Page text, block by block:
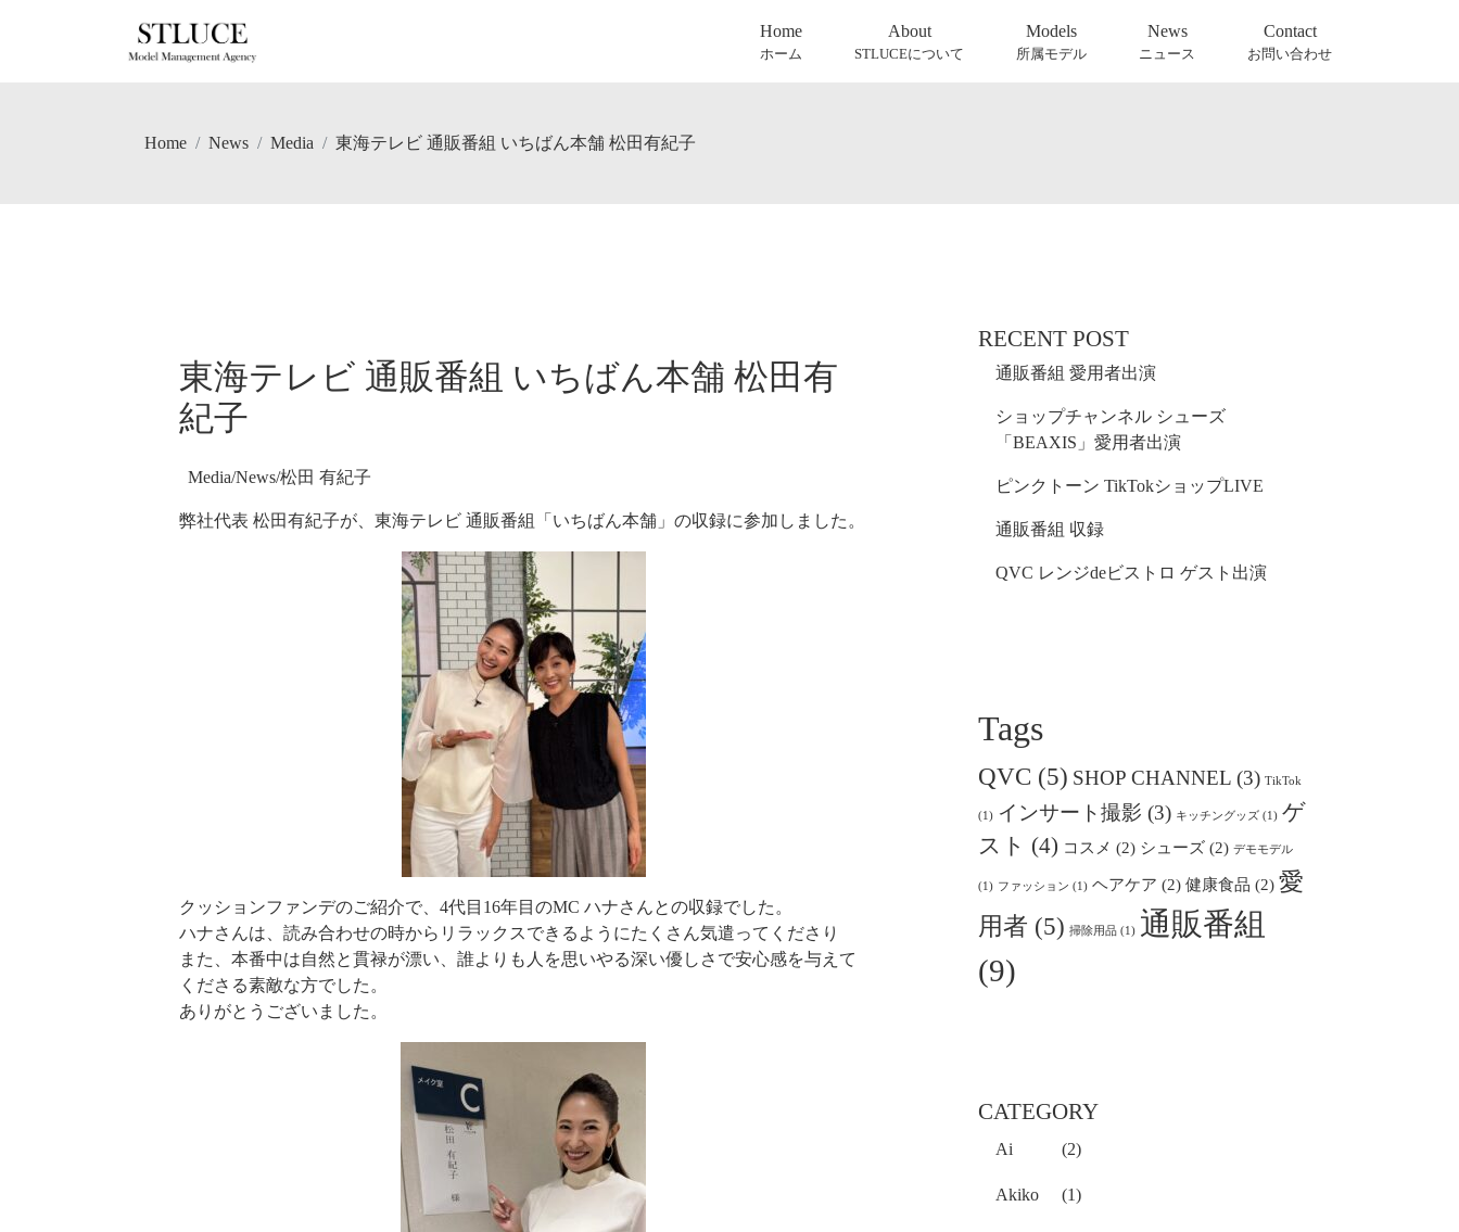
Home
ホーム
About
STLUCEについて
Models
所属モデル
News
ニュース
Contact
お問い合わせ
Home News Media 東海テレビ 通販番組 いちばん本舗 松田有紀子
東海テレビ 通販番組 いちばん本舗 松田有
紀子
Media/News/松田 有紀子
弊社代表 松田有紀子が、東海テレビ 通販番組「いちばん本舗」の収録に参加しました。
クッションファンデのご紹介で、4代目16年目のMC ハナさんとの収録でした。
ハナさんは、読み合わせの時からリラックスできるようにたくさん気遣ってくださり
また、本番中は自然と貫禄が漂い、誰よりも人を思いやる深い優しさで安心感を与えて
くださる素敵な方でした。
ありがとうございました。
RECENT POST
通販番組 愛用者出演
ショップチャンネル シューズ
「BEAXIS」愛用者出演
ピンクトーン TikTokショップLIVE
通販番組 収録
QVC レンジdeビストロ ゲスト出演
Tags
QVC (5) SHOP CHANNEL (3) TikTok
(1) インサート撮影 (3) キッチングッズ (1) ゲ
スト (4) コスメ (2) シューズ (2) デモモデル
(1) ファッション (1) ヘアケア (2) 健康食品 (2) 愛
用者 (5) 掃除用品 (1) 通販番組
(9)
CATEGORY
Ai (2)
Akiko (1)